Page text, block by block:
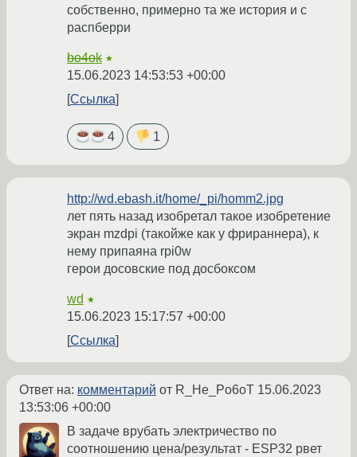
собственно, примерно та же история и с
распберри
bo4ok ★
15.06.2023 14:53:53 +00:00
Ссылка
4 1
http://wd.ebash.it/home/_pi/homm2.jpg
лет пять назад изобретал такое изобретение
экран mzdpi (такойже как у фрираннера), к
нему припаяна rpi0w
герои досовские под досбоксом
wd ★
15.06.2023 15:17:57 +00:00
Ссылка
Ответ на: комментарий от R_He_Po6oT 15.06.2023
13:53:06 +00:00
В задаче врубать электричество по
соотношению цена/результат - ESP32 рвет